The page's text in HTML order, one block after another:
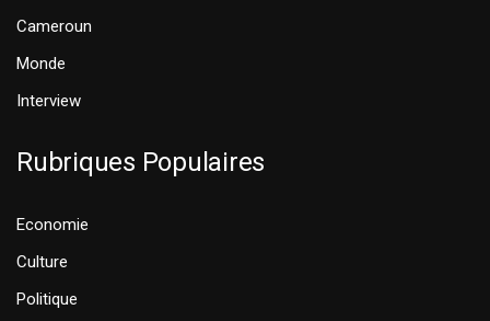
Cameroun
Monde
Interview
Rubriques Populaires
Economie
Culture
Politique